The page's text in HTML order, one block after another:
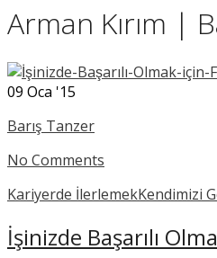
Arman Kırım |
09 Oca '15
Barış Tanzer
No Comments
Kariyerde İlerlemekKendimizi
İşinizde Başarılı